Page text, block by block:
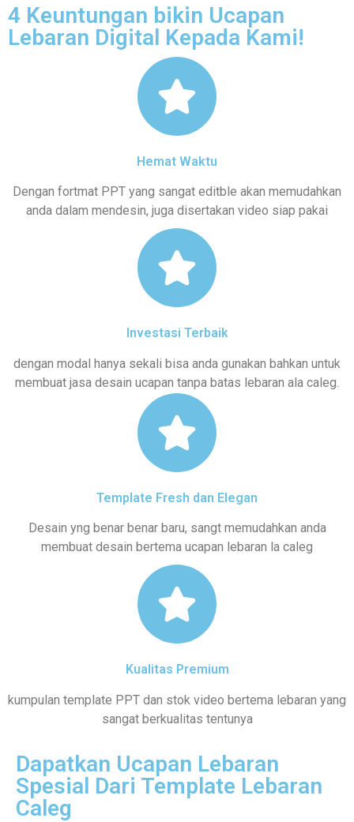
4 Keuntungan bikin Ucapan
Lebaran Digital Kepada Kami!
Hemat Waktu
Dengan fortmat PPT yang sangat editble akan memudahkan
anda dalam mendesin, juga disertakan video siap pakai
Investasi Terbaik
dengan modal hanya sekali bisa anda gunakan bahkan untuk
membuat jasa desain ucapan tanpa batas lebaran ala caleg.
Template Fresh dan Elegan
Desain yng benar benar baru, sangt memudahkan anda
membuat desain bertema ucapan lebaran la caleg
Kualitas Premium
kumpulan template PPT dan stok video bertema lebaran yang
sangat berkualitas tentunya
Dapatkan Ucapan Lebaran
Spesial Dari Template Lebaran
Caleg